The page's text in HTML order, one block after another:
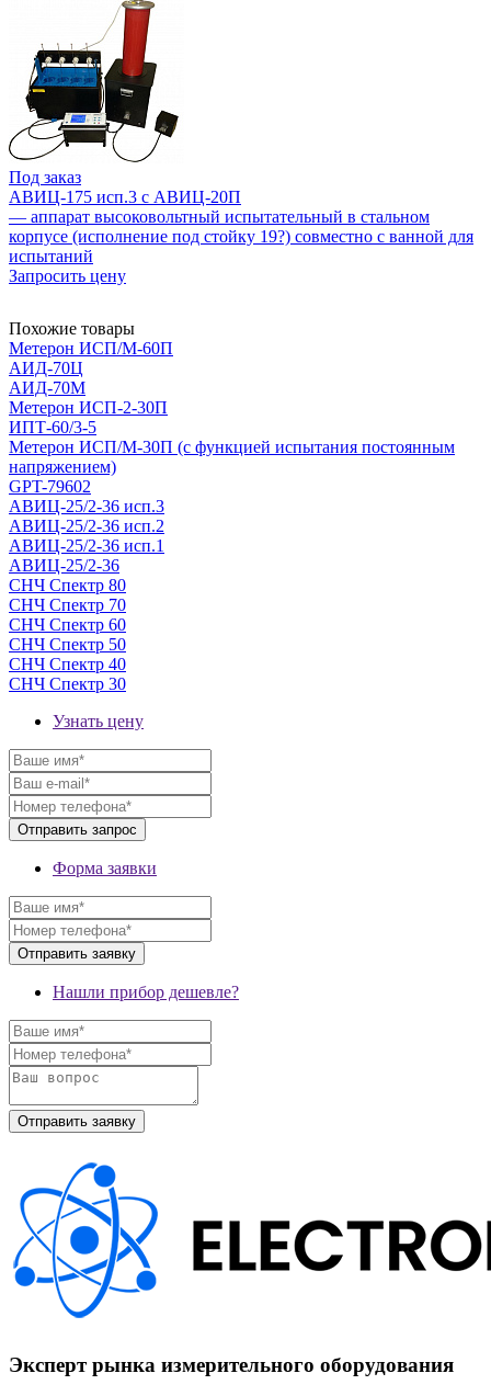
Под заказ
АВИЦ-175 исп.3 c АВИЦ-20П
— аппарат высоковольтный испытательный в стальном
корпусе (исполнение под стойку 19?) совместно с ванной для
испытаний
Запросить цену
Похожие товары
Метерон ИСП/М-60П
АИД-70Ц
АИД-70М
Метерон ИСП-2-30П
ИПТ-60/3-5
Метерон ИСП/М-30П (с функцией испытания постоянным
напряжением)
GPT-79602
АВИЦ-25/2-36 исп.3
АВИЦ-25/2-36 исп.2
АВИЦ-25/2-36 исп.1
АВИЦ-25/2-36
СНЧ Спектр 80
СНЧ Спектр 70
СНЧ Спектр 60
СНЧ Спектр 50
СНЧ Спектр 40
СНЧ Спектр 30
Узнать цену
Форма заявки
Нашли прибор дешевле?
Эксперт рынка измерительного оборудования